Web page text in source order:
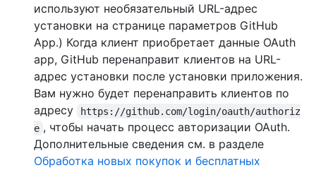
используют необязательный URL-адрес
установки на странице параметров GitHub
App.) Когда клиент приобретает данные OAuth
app, GitHub перенаправит клиентов на URL-
адрес установки после установки приложения.
Вам нужно будет перенаправить клиентов по
адресу
https://github.com/login/oauth/authoriz
e , чтобы начать процесс авторизации OAuth.
Дополнительные сведения см. в разделе
Обработка новых покупок и бесплатных